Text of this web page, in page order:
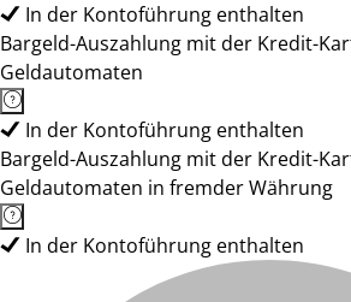
In der Kontoführung enthalten
Bargeld-Auszahlung mit der Kredit-
Geldautomaten
In der Kontoführung enthalten
Bargeld-Auszahlung mit der Kredit-
Geldautomaten in fremder Währung
In der Kontoführung enthalten